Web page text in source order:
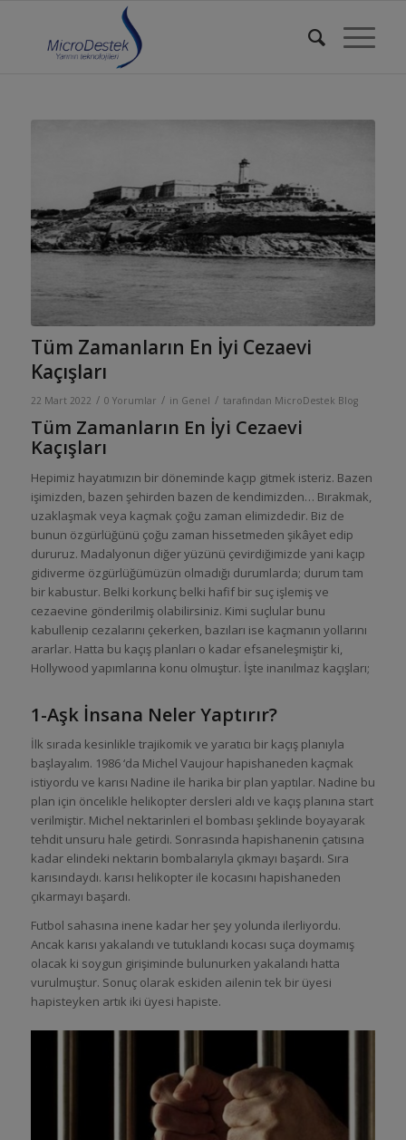
Tüm Zamanların En İyi Cezaevi
Kaçışları
22 Mart 2022 / 0 Yorumlar / in Genel / tarafından MicroDestek Blog
Tüm Zamanların En İyi Cezaevi
Kaçışları
Hepimiz hayatımızın bir döneminde kaçıp gitmek isteriz. Bazen
işimizden, bazen şehirden bazen de kendimizden… Bırakmak,
uzaklaşmak veya kaçmak çoğu zaman elimizdedir. Biz de
bunun özgürlüğünü çoğu zaman hissetmeden şikâyet edip
dururuz. Madalyonun diğer yüzünü çevirdiğimizde yani kaçıp
gidiverme özgürlüğümüzün olmadığı durumlarda; durum tam
bir kabustur. Belki korkunç belki hafif bir suç işlemiş ve
cezaevine gönderilmiş olabilirsiniz. Kimi suçlular bunu
kabullenip cezalarını çekerken, bazıları ise kaçmanın yollarını
ararlar. Hatta bu kaçış planları o kadar efsaneleşmiştir ki,
Hollywood yapımlarına konu olmuştur. İşte inanılmaz kaçışları;
1-Aşk İnsana Neler Yaptırır?
İlk sırada kesinlikle trajikomik ve yaratıcı bir kaçış planıyla
başlayalım. 1986 ‘da Michel Vaujour hapishaneden kaçmak
istiyordu ve karısı Nadine ile harika bir plan yaptılar. Nadine bu
plan için öncelikle helikopter dersleri aldı ve kaçış planına start
verilmiştir. Michel nektarinleri el bombası şeklinde boyayarak
tehdit unsuru hale getirdi. Sonrasında hapishanenin çatısına
kadar elindeki nektarin bombalarıyla çıkmayı başardı. Sıra
karısındaydı. karısı helikopter ile kocasını hapishaneden
çıkarmayı başardı.
Futbol sahasına inene kadar her şey yolunda ilerliyordu.
Ancak karısı yakalandı ve tutuklandı kocası suça doymamış
olacak ki soygun girişiminde bulunurken yakalandı hatta
vurulmuştur. Sonuç olarak eskiden ailenin tek bir üyesi
hapisteyken artık iki üyesi hapiste.